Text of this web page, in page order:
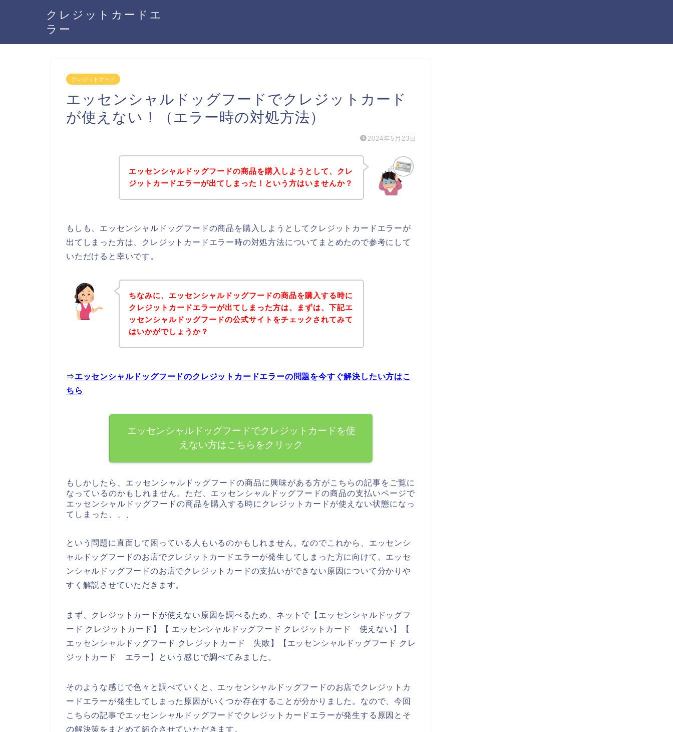
クレジットカードエ
ラー
クレジットカード
エッセンシャルドッグフードでクレジットカード
が使えない！（エラー時の対処方法）
2024年5月23日
エッセンシャルドッグフードの商品を購入しようとして、クレ
ジットカードエラーが出てしまった！という方はいませんか？
もしも、エッセンシャルドッグフードの商品を購入しようとしてクレジットカードエラーが
出てしまった方は、クレジットカードエラー時の対処方法についてまとめたので参考にして
いただけると幸いです。
ちなみに、エッセンシャルドッグフードの商品を購入する時に
クレジットカードエラーが出てしまった方は、まずは、下記エ
ッセンシャルドッグフードの公式サイトをチェックされてみて
はいかがでしょうか？
⇒エッセンシャルドッグフードのクレジットカードエラーの問題を今すぐ解決したい方はこ
ちら
エッセンシャルドッグフードでクレジットカードを使
えない方はこちらをクリック
もしかしたら、エッセンシャルドッグフードの商品に興味がある方がこちらの記事をご覧に
なっているのかもしれません。ただ、エッセンシャルドッグフードの商品の支払いページで
エッセンシャルドッグフードの商品を購入する時にクレジットカードが使えない状態になっ
てしまった、、、
という問題に直面して困っている人もいるのかもしれません。なのでこれから、エッセンシ
ャルドッグフードのお店でクレジットカードエラーが発生してしまった方に向けて、エッセ
ンシャルドッグフードのお店でクレジットカードの支払いができない原因について分かりや
すく解説させていただきます。
まず、クレジットカードが使えない原因を調べるため、ネットで【エッセンシャルドッグフ
ード クレジットカード】【 エッセンシャルドッグフード クレジットカード 使えない】【
エッセンシャルドッグフード クレジットカード 失敗】【エッセンシャルドッグフード クレ
ジットカード エラー】という感じで調べてみました。
そのような感じで色々と調べていくと、エッセンシャルドッグフードのお店でクレジットカ
ードエラーが発生してしまった原因がいくつか存在することが分かりました。なので、今回
こちらの記事でエッセンシャルドッグフードでクレジットカードエラーが発生する原因とそ
の解決策をまとめて紹介させていただきます。